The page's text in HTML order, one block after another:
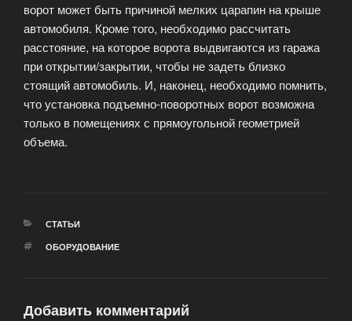
ворот может быть причиной мелких царапин на крыше
автомобиля. Кроме того, необходимо рассчитать
расстояние, на которое ворота выдвигаются из гаража
при открытии/закрытии, чтобы не задеть близко
стоящий автомобиль. И, наконец, необходимо помнить,
что установка подъемно-поворотных ворот возможна
только в помещениях с прямоугольной геометрией
объема.
РУБРИКИ
СТАТЬИ
МЕТКИ
ОБОРУДОВАНИЕ
Добавить комментарий